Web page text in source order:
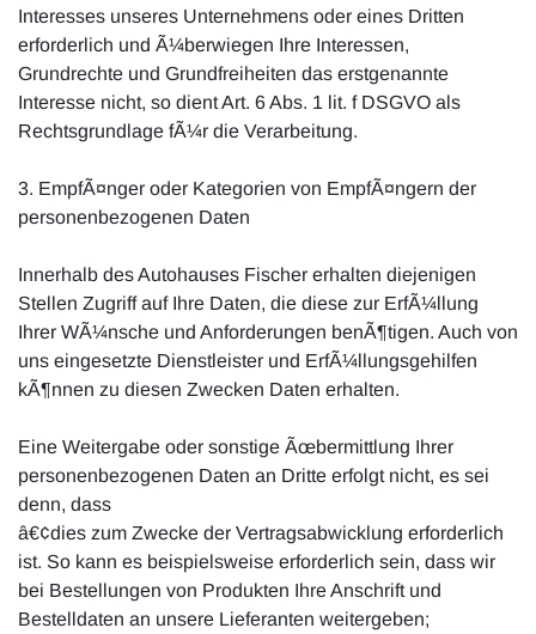
Interesses unseres Unternehmens oder eines Dritten
erforderlich und Ã¼berwiegen Ihre Interessen,
Grundrechte und Grundfreiheiten das erstgenannte
Interesse nicht, so dient Art. 6 Abs. 1 lit. f DSGVO als
Rechtsgrundlage fÃ¼r die Verarbeitung.
3. EmpfÃ¤nger oder Kategorien von EmpfÃ¤ngern der
personenbezogenen Daten
Innerhalb des Autohauses Fischer erhalten diejenigen
Stellen Zugriff auf Ihre Daten, die diese zur ErfÃ¼llung
Ihrer WÃ¼nsche und Anforderungen benÃ¶tigen. Auch von
uns eingesetzte Dienstleister und ErfÃ¼llungsgehilfen
kÃ¶nnen zu diesen Zwecken Daten erhalten.
Eine Weitergabe oder sonstige Ãœbermittlung Ihrer
personenbezogenen Daten an Dritte erfolgt nicht, es sei
denn, dass
â€¢dies zum Zwecke der Vertragsabwicklung erforderlich
ist. So kann es beispielsweise erforderlich sein, dass wir
bei Bestellungen von Produkten Ihre Anschrift und
Bestelldaten an unsere Lieferanten weitergeben;